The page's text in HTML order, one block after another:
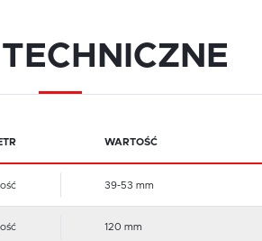
WARTOŚĆ
39-53 mm
120 mm
Ci najkorzystniejszą ofertę naszych produktów na
mediów społecznościowych i promowania naszych